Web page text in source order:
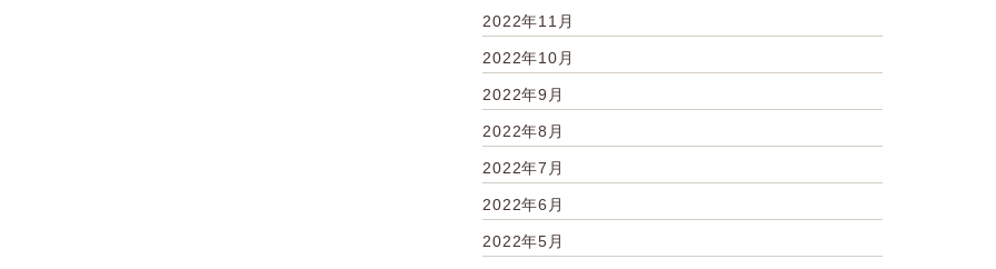
2022年11月
2022年10月
2022年9月
2022年8月
2022年7月
2022年6月
2022年5月